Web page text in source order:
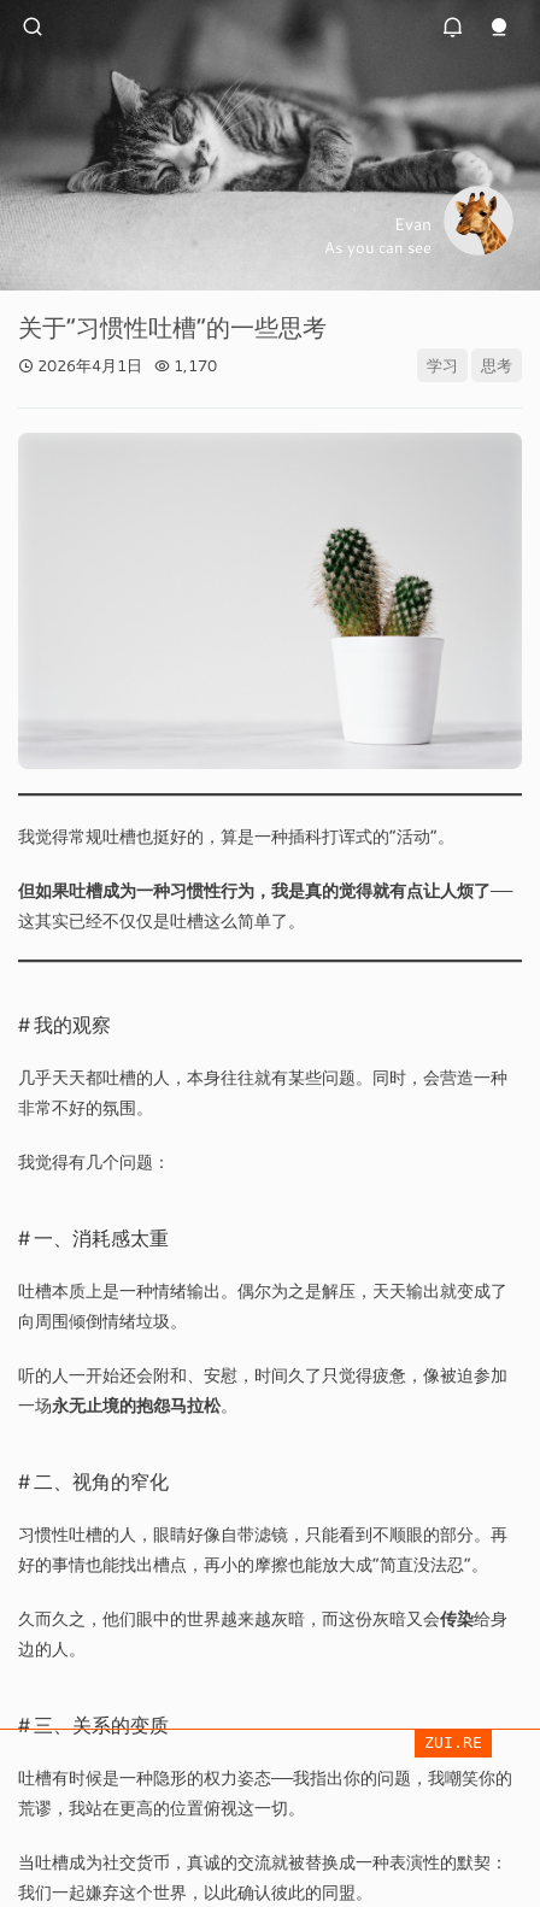
Evan
As you can see
关于“习惯性吐槽”的一些思考
2026年4月1日 1,170 学习 思考
我觉得常规吐槽也挺好的，算是一种插科打诨式的”活动”。
但如果吐槽成为一种习惯性行为，我是真的觉得就有点让人烦了——
这其实已经不仅仅是吐槽这么简单了。
我的观察
几乎天天都吐槽的人，本身往往就有某些问题。同时，会营造一种
非常不好的氛围。
我觉得有几个问题：
一、消耗感太重
吐槽本质上是一种情绪输出。偶尔为之是解压，天天输出就变成了
向周围倾倒情绪垃圾。
听的人一开始还会附和、安慰，时间久了只觉得疲惫，像被迫参加
一场永无止境的抱怨马拉松。
二、视角的窄化
习惯性吐槽的人，眼睛好像自带滤镜，只能看到不顺眼的部分。再
好的事情也能找出槽点，再小的摩擦也能放大成”简直没法忍”。
久而久之，他们眼中的世界越来越灰暗，而这份灰暗又会传染给身
边的人。
三、关系的变质
吐槽有时候是一种隐形的权力姿态——我指出你的问题，我嘲笑你的
荒谬，我站在更高的位置俯视这一切。
当吐槽成为社交货币，真诚的交流就被替换成一种表演性的默契：
我们一起嫌弃这个世界，以此确认彼此的同盟。
ZUI.RE